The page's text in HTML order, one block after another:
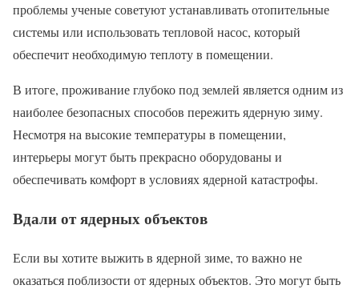
проблемы ученые советуют устанавливать отопительные
системы или использовать тепловой насос, который
обеспечит необходимую теплоту в помещении.
В итоге, проживание глубоко под землей является одним из
наиболее безопасных способов пережить ядерную зиму.
Несмотря на высокие температуры в помещении,
интерьеры могут быть прекрасно оборудованы и
обеспечивать комфорт в условиях ядерной катастрофы.
Вдали от ядерных объектов
Если вы хотите выжить в ядерной зиме, то важно не
оказаться поблизости от ядерных объектов. Это могут быть